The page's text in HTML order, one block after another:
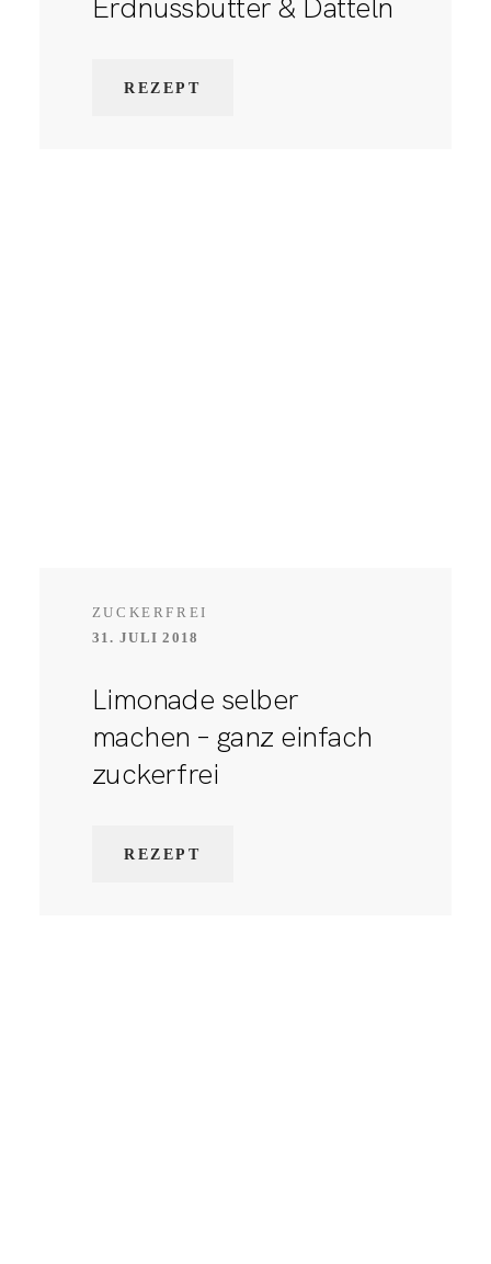
REZEPT
ZUCKERFREI
31. JULI 2018
Limonade selber
machen – ganz einfach
zuckerfrei
REZEPT